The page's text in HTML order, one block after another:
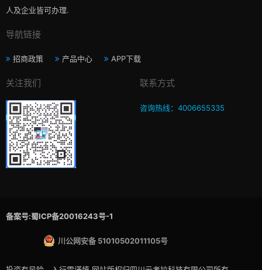
人及企业皆可办理.
导航链接
招商政策 产品中心 APP下载
关注我们 联系方式
咨询热线：4006655335
备案号:蜀ICP备20016243号-1
川公网安备 51010502011105号